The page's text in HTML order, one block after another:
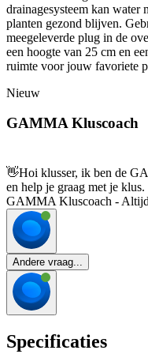
drainagesysteem kan
planten gezond blijven.
meegeleverde plug in de
een hoogte van 25 cm en
ruimte voor jouw favoriete
Nieuw
GAMMA Kluscoach
👋Hoi klusser, ik ben de
en help je graag met je klus.
GAMMA Kluscoach -
Andere vraag...
Specificaties